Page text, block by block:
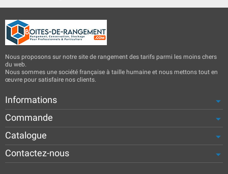
Nous proposons sur notre site de rangement des tarifs parmi les moins chers
du web.
Nous sommes une société française à taille humaine et nous mettons tout en
œuvre pour satisfaire nos clients.
Informations
Commande
Catalogue
Contactez-nous